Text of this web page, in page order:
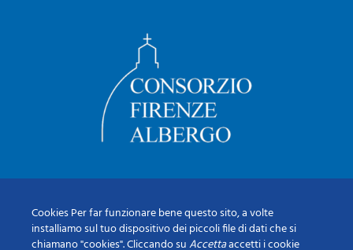
Cookies Per far funzionare bene questo sito, a volte
installiamo sul tuo dispositivo dei piccoli file di dati che si
chiamano "cookies". Cliccando suAccettaaccetti i cookie